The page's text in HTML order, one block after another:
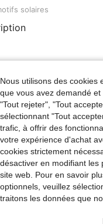
solaires
Voir Plus D'avis
Nous utilisons des cookies
que vous avez demandé
"Tout rejeter", "Tout
sélectionnant "Tout
trafic, à offrir des
votre expérience d'achat
cookies strictement
désactiver en modifiant les
site web. Pour en savoir
optionnels, veuillez
traitons les données que